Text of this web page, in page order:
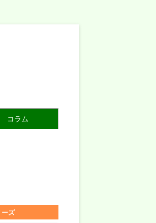
コラム
ズ